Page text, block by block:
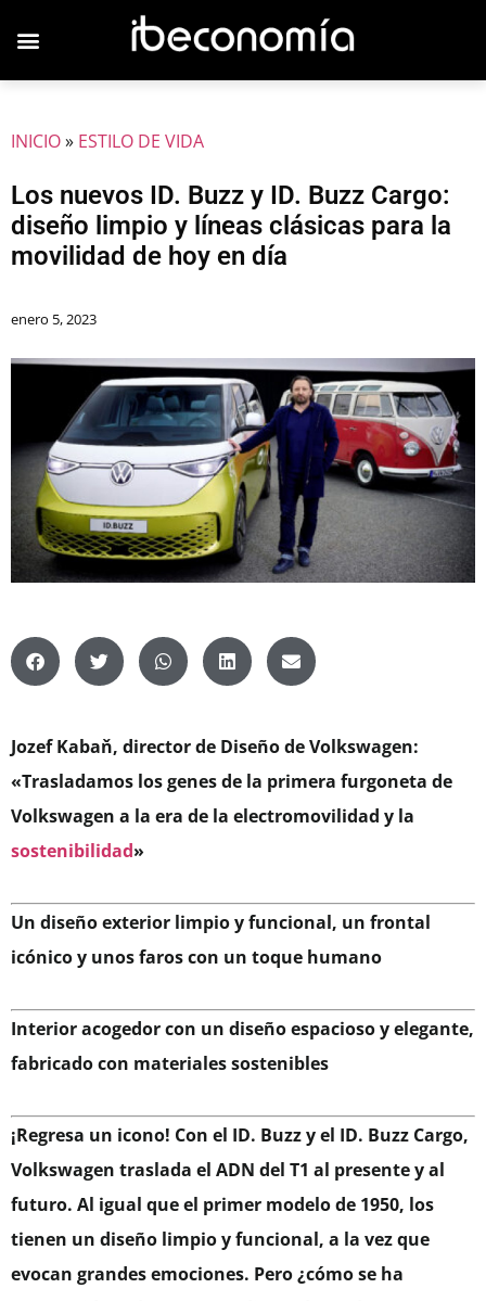
INICIO» ESTILO DE VIDA
Los nuevos ID. Buzz y ID. Buzz Cargo:
diseño limpio y líneas clásicas para la
movilidad de hoy en día
enero 5, 2023
Jozef Kabaň, director de Diseño de Volkswagen:
«Trasladamos los genes de la primera furgoneta de
Volkswagen a la era de la electromovilidad y la
sostenibilidad»
Un diseño exterior limpio y funcional, un frontal
icónico y unos faros con un toque humano
Interior acogedor con un diseño espacioso y elegante,
fabricado con materiales sostenibles
¡Regresa un icono! Con el ID. Buzz y el ID. Buzz Cargo,
Volkswagen traslada el ADN del T1 al presente y al
futuro. Al igual que el primer modelo de 1950, los
tienen un diseño limpio y funcional, a la vez que
evocan grandes emociones. Pero ¿cómo se ha